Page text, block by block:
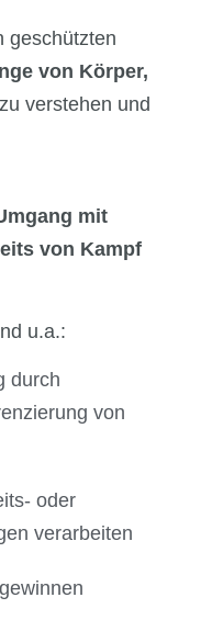
geschützten
von Körper,
zu verstehen und
mit
von Kampf
u.a.:
durch
von
oder
verarbeiten